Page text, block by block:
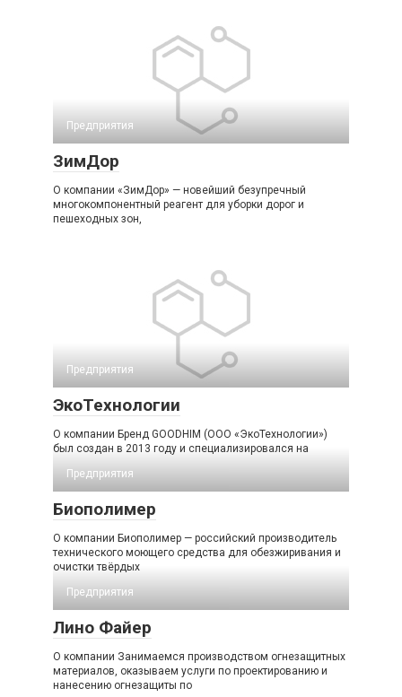
Предприятия
ЗимДор
О компании «ЗимДор» — новейший безупречный
многокомпонентный реагент для уборки дорог и
пешеходных зон,
Предприятия
ЭкоТехнологии
О компании Бренд GOODHIM (ООО «ЭкоТехнологии»)
был создан в 2013 году и специализировался на
Предприятия
Биополимер
О компании Биополимер — российский производитель
технического моющего средства для обезжиривания и
очистки твёрдых
Предприятия
Лино Файер
О компании Занимаемся производством огнезащитных
материалов, оказываем услуги по проектированию и
нанесению огнезащиты по